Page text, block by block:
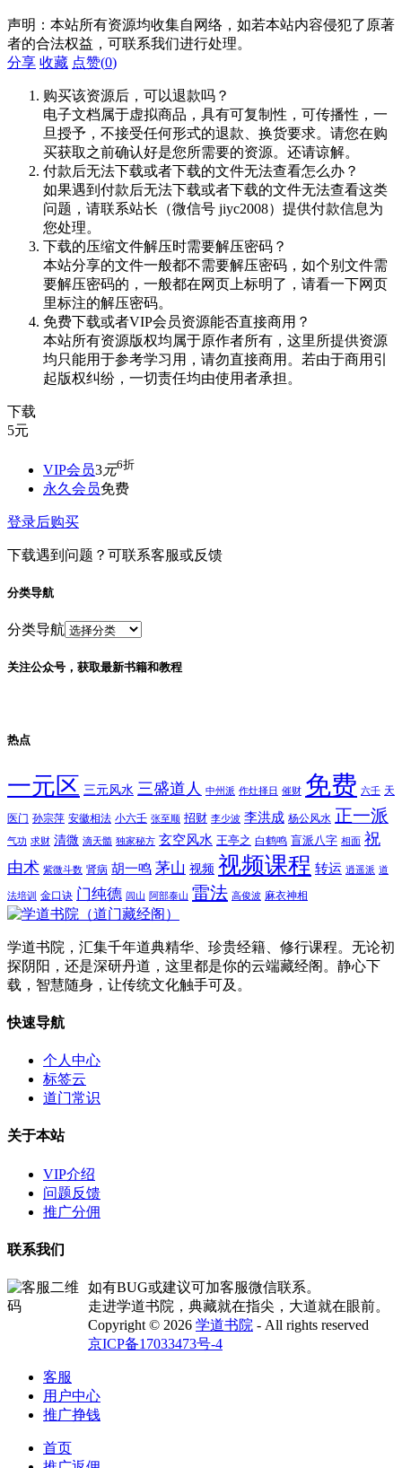
声明：本站所有资源均收集自网络，如若本站内容侵犯了原著
者的合法权益，可联系我们进行处理。
分享 收藏 点赞(0)
购买该资源后，可以退款吗？
电子文档属于虚拟商品，具有可复制性，可传播性，一
旦授予，不接受任何形式的退款、换货要求。请您在购
买获取之前确认好是您所需要的资源。还请谅解。
付款后无法下载或者下载的文件无法查看怎么办？
如果遇到付款后无法下载或者下载的文件无法查看这类
问题，请联系站长（微信号 jiyc2008）提供付款信息为
您处理。
下载的压缩文件解压时需要解压密码？
本站分享的文件一般都不需要解压密码，如个别文件需
要解压密码的，一般都在网页上标明了，请看一下网页
里标注的解压密码。
免费下载或者VIP会员资源能否直接商用？
本站所有资源版权均属于原作者所有，这里所提供资源
均只能用于参考学习用，请勿直接商用。若由于商用引
起版权纠纷，一切责任均由使用者承担。
下载
5元
VIP会员3元6折
永久会员免费
登录后购买
下载遇到问题？可联系客服或反馈
分类导航
分类导航
关注公众号，获取最新书籍和教程
热点
一元区 三元风水 三盛道人 中州派 作灶择日 催财 免费 六壬 天
医门 孙宗萍 安徽相法 小六壬 张至顺 招财 李少波 李洪成 杨公风水 正一派
气功 求财 清微 滴天髓 独家秘方 玄空风水 王亭之 白鹤鸣 盲派八字 相面 祝
由术 紫微斗数 肾病 胡一鸣 茅山 视频 视频课程 转运 逍遥派 道
法培训 金口诀 门纯德 闾山 阿部泰山 雷法 高俊波 麻衣神相
学道书院，汇集千年道典精华、珍贵经籍、修行课程。无论初
探阴阳，还是深研丹道，这里都是你的云端藏经阁。静心下
载，智慧随身，让传统文化触手可及。
快速导航
个人中心
标签云
道门常识
关于本站
VIP介绍
问题反馈
推广分佣
联系我们
如有BUG或建议可加客服微信联系。
走进学道书院，典藏就在指尖，大道就在眼前。
Copyright © 2026 学道书院 - All rights reserved
京ICP备17033473号-4
客服
用户中心
推广挣钱
首页